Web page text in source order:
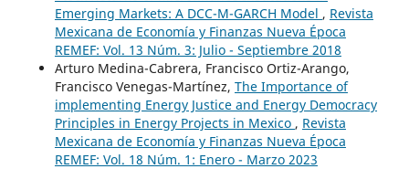
Emerging Markets: A DCC-M-GARCH Model , Revista
Mexicana de Economía y Finanzas Nueva Época
REMEF: Vol. 13 Núm. 3: Julio - Septiembre 2018
Arturo Medina-Cabrera, Francisco Ortiz-Arango,
Francisco Venegas-Martínez, The Importance of
implementing Energy Justice and Energy Democracy
Principles in Energy Projects in Mexico , Revista
Mexicana de Economía y Finanzas Nueva Época
REMEF: Vol. 18 Núm. 1: Enero - Marzo 2023